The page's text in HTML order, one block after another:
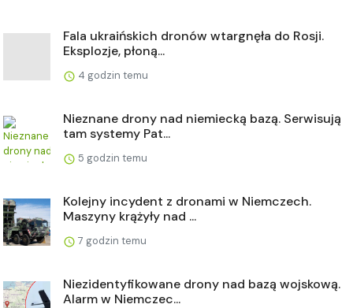
Fala ukraińskich dronów wtargnęła do Rosji.
Eksplozje, płoną...
4 godzin temu
Nieznane drony nad niemiecką bazą. Serwisują
tam systemy Pat...
5 godzin temu
Kolejny incydent z dronami w Niemczech.
Maszyny krążyły nad ...
7 godzin temu
Niezidentyfikowane drony nad bazą wojskową.
Alarm w Niemczec...